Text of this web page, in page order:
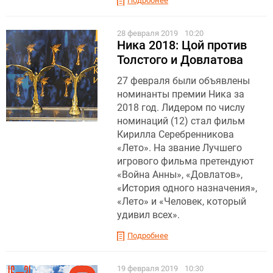
28 февраля 2019 10:20
Ника 2018: Цой против
Толстого и Довлатова
27 февраля были объявлены
номинанты премии Ника за
2018 год. Лидером по числу
номинаций (12) стал фильм
Кирилла Серебренникова
«Лето». На звание Лучшего
игрового фильма претендуют
«Война Анны», «Довлатов»,
«История одного назначения»,
«Лето» и «Человек, который
удивил всех».
Подробнее
19 февраля 2019 10:30